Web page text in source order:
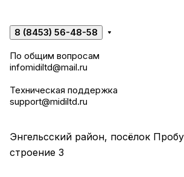
8 (8453) 56-48-58
По общим вопросам
infomidiltd@mail.ru
Техническая поддержка
support@midiltd.ru
Энгельсский район, посёлок
строение 3